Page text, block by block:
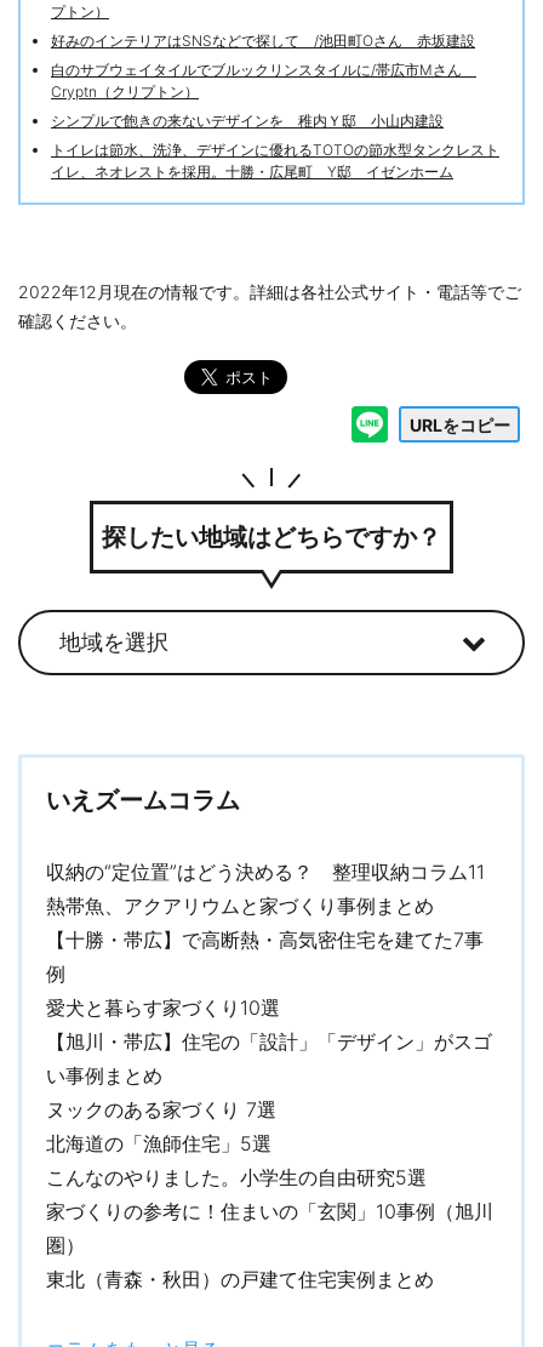
プトン）
好みのインテリアはSNSなどで探して /池田町Оさん 赤坂建設
白のサブウェイタイルでブルックリンスタイルに/帯広市Mさん
Cryptn（クリプトン）
シンプルで飽きの来ないデザインを 稚内Ｙ邸 小山内建設
トイレは節水、洗浄、デザインに優れるTOTOの節水型タンクレスト
イレ、ネオレストを採用。十勝・広尾町 Y邸 イゼンホーム
2022年12月現在の情報です。詳細は各社公式サイト・電話等でご
確認ください。
URLをコピー
探したい地域はどちらですか？
いえズームコラム
収納の“定位置”はどう決める？ 整理収納コラム11
熱帯魚、アクアリウムと家づくり事例まとめ
【十勝・帯広】で高断熱・高気密住宅を建てた7事
例
愛犬と暮らす家づくり10選
【旭川・帯広】住宅の「設計」「デザイン」がスゴ
い事例まとめ
ヌックのある家づくり 7選
北海道の「漁師住宅」5選
こんなのやりました。小学生の自由研究5選
家づくりの参考に！住まいの「玄関」10事例（旭川
圏）
東北（青森・秋田）の戸建て住宅実例まとめ